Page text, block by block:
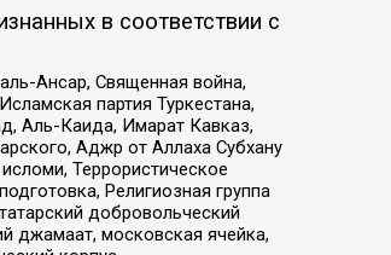
в соответствии с
Ансар, Священная война,
партия Туркестана,
Аль-Каида, Имарат Кавказ,
Аджр от Аллаха Субхану
Террористическое
Религиозная группа
добровольческий
джамаат, московская ячейка,